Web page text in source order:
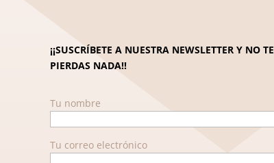
¡¡SUSCRÍBETE A NUESTRA NEWSLETTER Y NO TE
PIERDAS NADA!!
Tu nombre
Tu correo electrónico